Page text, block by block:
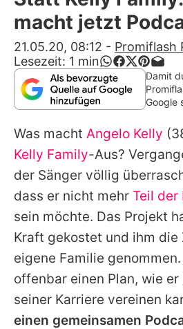
Alle Themen auf
App
Team
Redaktionelle
Utiq
macht jetzt
21.05.20, 08:12 - Promiflash
Lesezeit: 1 min
Damit
Google
Was macht Angelo Kelly
Kelly Family-Aus?
der Sänger völlig
dass er nicht mehr Teil der
sein möchte. Das Projekt
Kraft gekostet und ihm die
eigene Familie
offenbar einen Plan, wie
seiner Karriere vereinen
einen gemeinsamen